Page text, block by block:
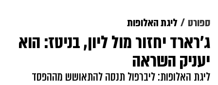
ספורט ליגת האלופות
ג'רארד יחזור מול ליון, בניטז: הוא
יעניק השראה
ליגת האלופות: ליברפול תנסה להתאושש מההפסד